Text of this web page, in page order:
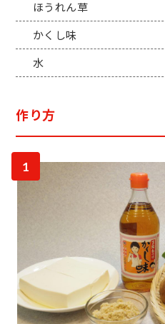
ほうれん草
かくし味
水
作り方
1